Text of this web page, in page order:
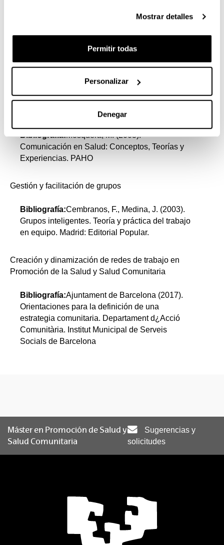
Mostrar detalles
Permitir todas
Personalizar
Denegar
Habilidades para la comunicación interpersonal
Bibliografía:European Centre for Disease
Prevention and Control. (2014). Social
marketing guide for public health managers and
Comunicación social y transferencia del
Bibliografía:Mosquera, M. (2003).
Comunicación en Salud: Conceptos, Teorías y
Experiencias. PAHO
Gestión y facilitación de grupos
Bibliografía:Cembranos, F., Medina, J. (2003).
Grupos inteligentes. Teoría y práctica del trabajo
en equipo. Madrid: Editorial Popular.
Creación y dinamización de redes de trabajo en
Promoción de la Salud y Salud Comunitaria
Bibliografía:Ajuntament de Barcelona (2017).
Orientaciones para la definición de una
estrategia comunitaria. Departament d¿Acció
Comunitària. Institut Municipal de Serveis
Socials de Barcelona
Máster en Promoción de Salud y
Salud Comunitaria
Sugerencias y
solicitudes